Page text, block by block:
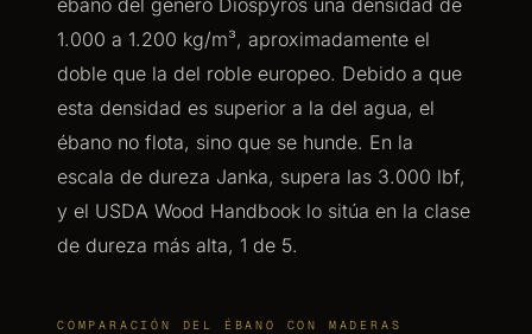
ébano del género Diospyros una densidad de
1.000 a 1.200 kg/m³, aproximadamente el
doble que la del roble europeo. Debido a que
esta densidad es superior a la del agua, el
ébano no flota, sino que se hunde. En la
escala de dureza Janka, supera las 3.000 lbf,
y el USDA Wood Handbook lo sitúa en la clase
de dureza más alta, 1 de 5.
COMPARACIÓN DEL ÉBANO CON MADERAS